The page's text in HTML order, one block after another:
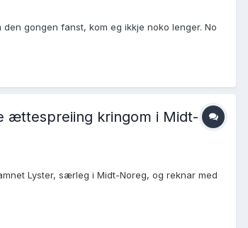
gongen fanst, kom eg ikkje noko lenger. No
ættespreiing kringom i Midt-
Lyster, særleg i Midt-Noreg, og reknar med